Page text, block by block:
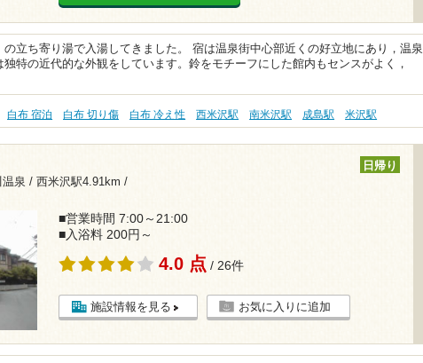
の立ち寄り湯で入湯してきました。 宿は温泉街中心部近くの好立地にあり，温泉
独特の近代的な外観をしています。鈴をモチーフにした館内もセンスがよく，
白布 宿泊 白布 切り傷 白布 冷え性 西米沢駅 南米沢駅 成島駅 米沢駅
温泉 / 西米沢駅4.91km /
日帰り
■営業時間 7:00～21:00
■入浴料 200円～
4.0 点 / 26件
施設情報を見る お気に入りに追加